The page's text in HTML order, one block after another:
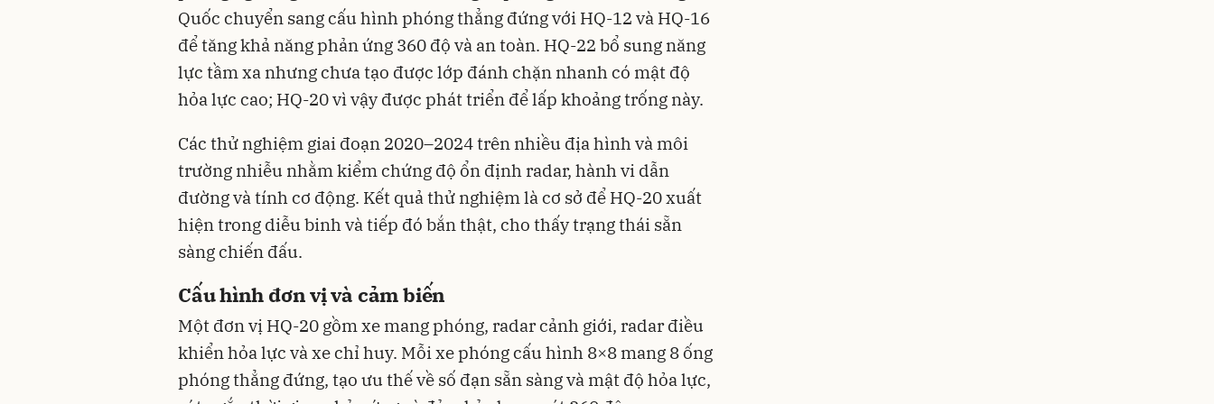
Quốc chuyển sang cấu hình phóng thẳng đứng với HQ-12 và HQ-16
để tăng khả năng phản ứng 360 độ và an toàn. HQ-22 bổ sung năng
lực tầm xa nhưng chưa tạo được lớp đánh chặn nhanh có mật độ
hỏa lực cao; HQ-20 vì vậy được phát triển để lấp khoảng trống này.
Các thử nghiệm giai đoạn 2020–2024 trên nhiều địa hình và môi
trường nhiễu nhằm kiểm chứng độ ổn định radar, hành vi dẫn
đường và tính cơ động. Kết quả thử nghiệm là cơ sở để HQ-20 xuất
hiện trong diễu binh và tiếp đó bắn thật, cho thấy trạng thái sẵn
sàng chiến đấu.
Cấu hình đơn vị và cảm biến
Một đơn vị HQ-20 gồm xe mang phóng, radar cảnh giới, radar điều
khiển hỏa lực và xe chỉ huy. Mỗi xe phóng cấu hình 8×8 mang 8 ống
phóng thẳng đứng, tạo ưu thế về số đạn sẵn sàng và mật độ hỏa lực,